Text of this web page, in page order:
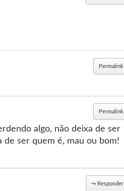
Permalink
Permalink
algo, não deixa de ser
de ser quem é, mau ou bom!
↪ Responder